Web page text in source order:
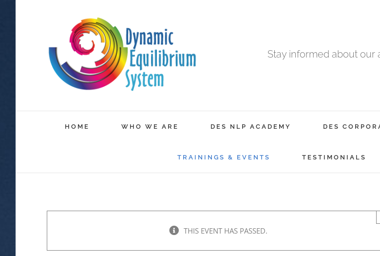
Stay informed about our
HOME WHO WE ARE DES NLP ACADEMY DES
TRAININGS & EVENTS TESTIMONIALS
THIS EVENT HAS PASSED.